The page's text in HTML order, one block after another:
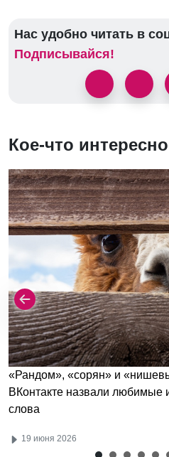
Нас удобно читать в
Подписывайся!
Кое-что
«Рандом», «сорян» и
ВКонтакте назвали
слова
19 июня 2026